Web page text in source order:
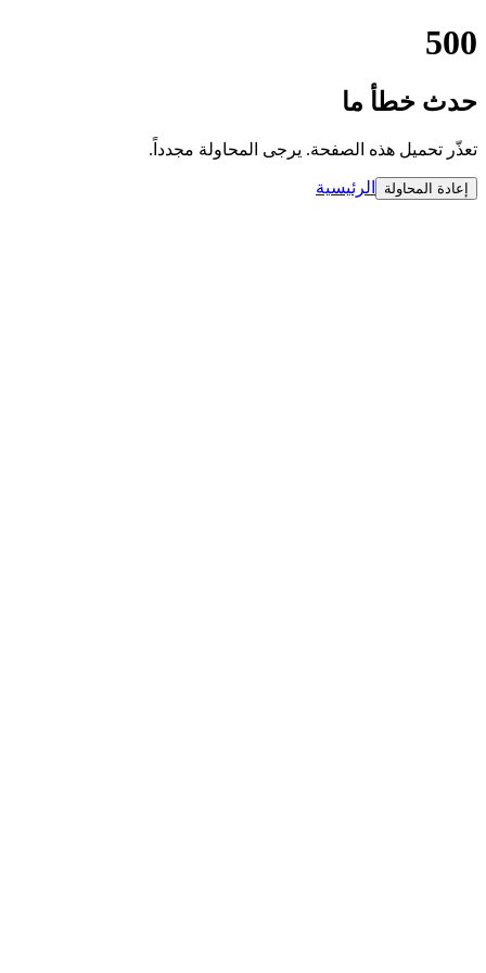
500
حدث خطأ ما
تعذّر تحميل هذه الصفحة. يرجى المحاولة مجدداً.
إعادة المحاولة الرئيسية